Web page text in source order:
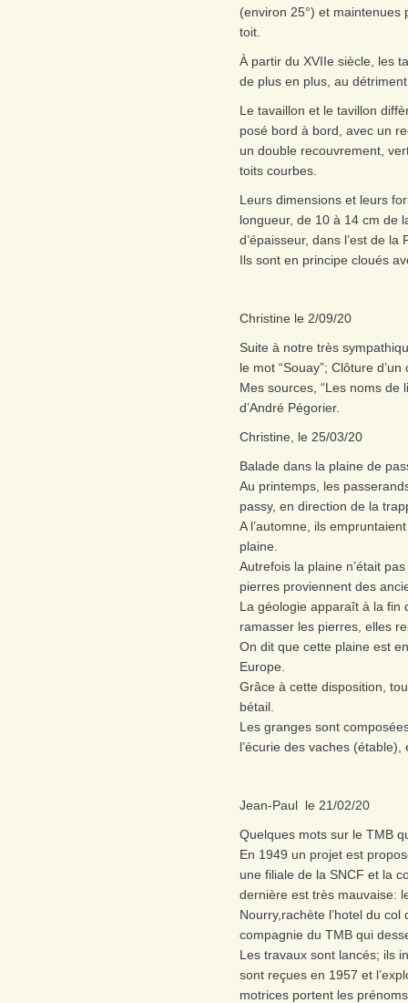
(environ 25°) et
toit.
À partir du XVIIe siècle, les
de plus en plus, au
Le tavaillon et le tavillon
posé bord à bord, avec un
un double recouvrement,
toits courbes.
Leurs dimensions et leurs
longueur, de 10 à 14 cm de
d’épaisseur, dans l’est de
Ils sont en principe cloués
Christine le 2/09/20
Suite à notre très
le mot “Souay”; Clôture d’un
Mes sources, “Les noms
d’André Pégorier.
Christine, le 25/03/20
Balade dans la plaine de
Au printemps, les
passy, en direction de la
A l’automne, ils
plaine.
Autrefois la plaine n’était
pierres proviennent des
La géologie apparaît à la fin
ramasser les pierres, elles
On dit que cette plaine est
Europe.
Grâce à cette disposition,
bétail.
Les granges sont
l’écurie des vaches
Jean-Paul le 21/02/20
Quelques mots sur le TMB
En 1949 un projet est
une filiale de la SNCF et la
dernière est très mauvaise:
Nourry,rachète l’hotel du
compagnie du TMB qui
Les travaux sont lancés; ils
sont reçues en 1957 et
motrices portent les